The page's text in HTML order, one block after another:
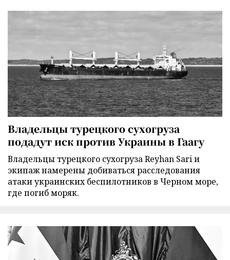
Владельцы турецкого сухогруза
подадут иск против Украины в Гаагу
Владельцы турецкого сухогруза Reyhan Sari и
экипаж намерены добиваться расследования
атаки украинских беспилотников в Черном море,
где погиб моряк.